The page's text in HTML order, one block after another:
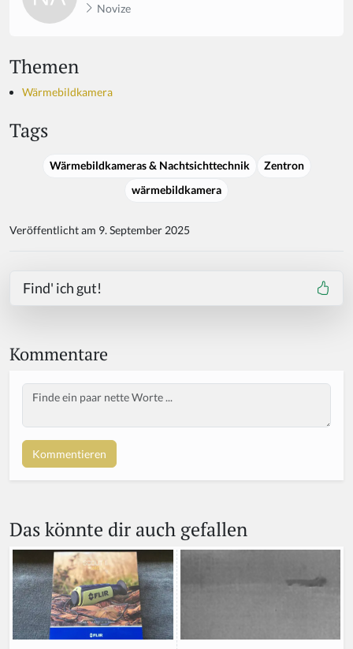
Novize
Themen
Wärmebildkamera
Tags
Wärmebildkameras & Nachtsichttechnik
Zentron
wärmebildkamera
Veröffentlicht am 9. September 2025
Find' ich gut!
Kommentare
Body
Das könnte dir auch gefallen